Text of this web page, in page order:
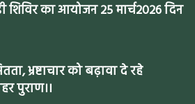
शिविर का आयोजन 25 मार्च2026 दिन
भ्रष्टाचार को बढ़ावा दे रहे
पुराण।।